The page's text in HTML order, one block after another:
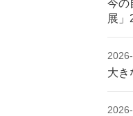
今の
展」
大